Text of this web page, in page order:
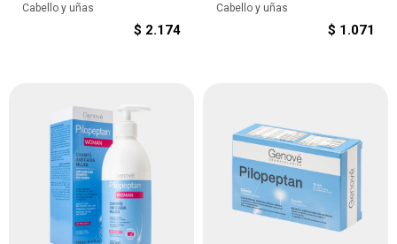
Cabello y uñas
$ 2.174
Cabello y uñas
$ 1.071